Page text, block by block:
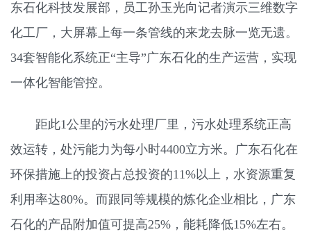
东石化科技发展部，员工孙玉光向记者演示三维数字
化工厂，大屏幕上每一条管线的来龙去脉一览无遗。
34套智能化系统正“主导”广东石化的生产运营，实现
一体化智能管控。
距此1公里的污水处理厂里，污水处理系统正高
效运转，处污能力为每小时4400立方米。广东石化在
环保措施上的投资占总投资的11%以上，水资源重复
利用率达80%。而跟同等规模的炼化企业相比，广东
石化的产品附加值可提高25%，能耗降低15%左右。